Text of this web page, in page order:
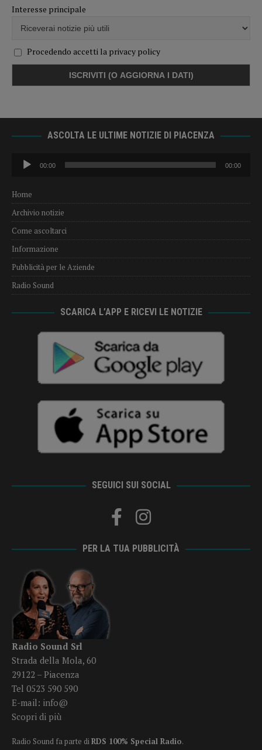
Interesse principale
Procedendo accetti la privacy policy
ASCOLTA LE ULTIME NOTIZIE DI PIACENZA
Audio
Player
00:00 00:00
Home
Archivio notizie
Come ascoltarci
Informazione
Pubblicità per le Aziende
Radio Sound
SCARICA L’APP E RICEVI LE NOTIZIE
SEGUICI SUI SOCIAL
PER LA TUA PUBBLICITÀ
Radio Sound Srl
Strada della Mola, 60
29122 – Piacenza
Tel 0523 590 590
E-mail: info@
Scopri di più
Radio Sound fa parte di RDS 100% Special Radio.